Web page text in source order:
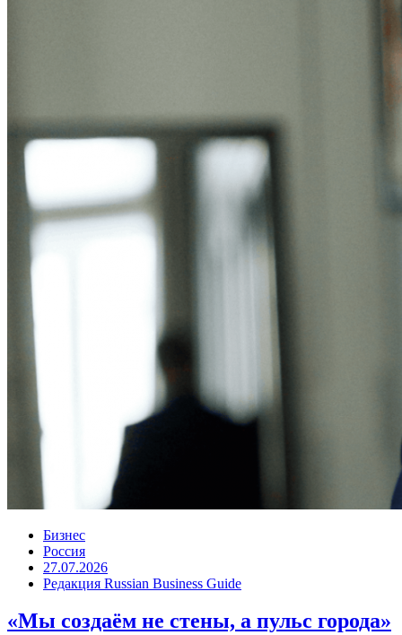
Бизнес
Россия
27.07.2026
Редакция Russian Business Guide
«Мы создаём не стены, а пульс города»